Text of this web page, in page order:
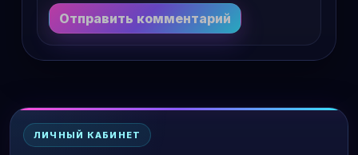
Отправить комментарий
ЛИЧНЫЙ КАБИНЕТ